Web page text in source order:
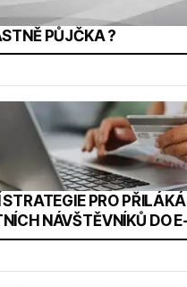
PŮJČKA ?
STRATEGIE PRO
NÁVŠTĚVNÍKŮ DO